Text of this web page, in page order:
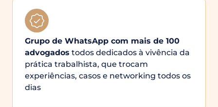
Grupo de WhatsApp com mais de 100
advogados todos dedicados à vivência da
prática trabalhista, que trocam
experiências, casos e networking todos os
dias